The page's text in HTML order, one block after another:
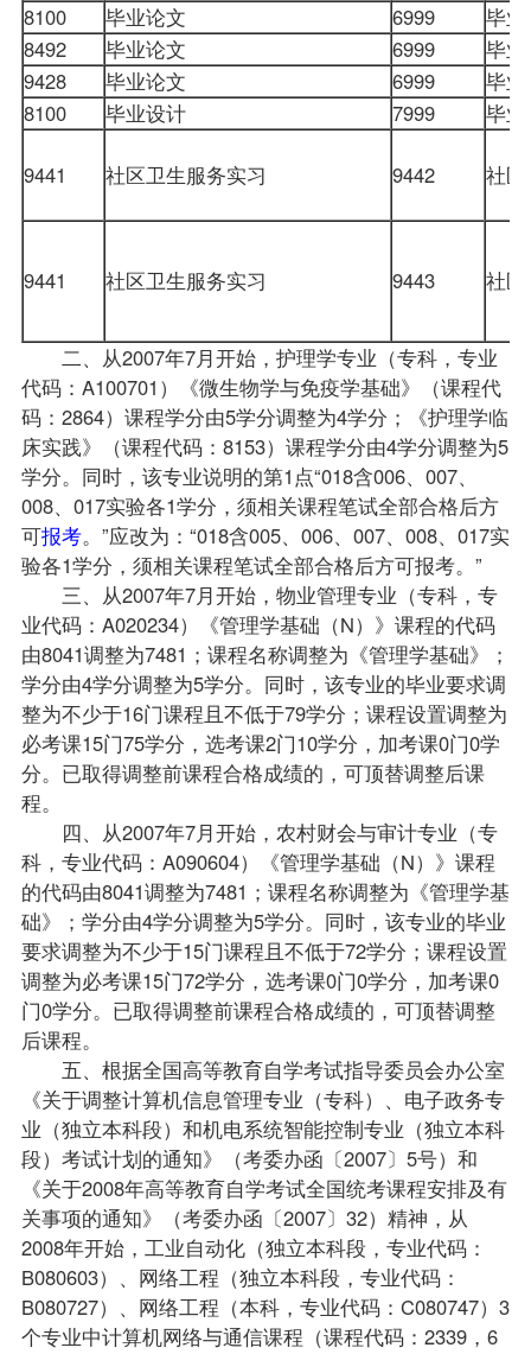
8100
毕业论文 6999
毕
8492
毕业论文 6999
毕
9428
毕业论文 6999
毕
8100
毕业设计 7999 毕
9441 社区卫生服务实习 9442 社
9441 社区卫生服务实习 9443 社
二、从2007年7月开始，护理学专业（专科，专业
代码：A100701）《微生物学与免疫学基础》（课程代
码：2864）课程学分由5学分调整为4学分；《护理学临
床实践》（课程代码：8153）课程学分由4学分调整为5
学分。同时，该专业说明的第1点“018含006、007、
008、017实验各1学分，须相关课程笔试全部合格后方
可报考。”应改为：“018含005、006、007、008、017实
验各1学分，须相关课程笔试全部合格后方可报考。”
三、从2007年7月开始，物业管理专业（专科，专
业代码：A020234）《管理学基础（N）》课程的代码
由8041调整为7481；课程名称调整为《管理学基础》；
学分由4学分调整为5学分。同时，该专业的毕业要求调
整为不少于16门课程且不低于79学分；课程设置调整为
必考课15门75学分，选考课2门10学分，加考课0门0学
分。已取得调整前课程合格成绩的，可顶替调整后课
程。
四、从2007年7月开始，农村财会与审计专业（专
科，专业代码：A090604）《管理学基础（N）》课程
的代码由8041调整为7481；课程名称调整为《管理学基
础》；学分由4学分调整为5学分。同时，该专业的毕业
要求调整为不少于15门课程且不低于72学分；课程设置
调整为必考课15门72学分，选考课0门0学分，加考课0
门0学分。已取得调整前课程合格成绩的，可顶替调整
后课程。
五、根据全国高等教育自学考试指导委员会办公室
《关于调整计算机信息管理专业（专科） 、电子政务专
业（独立本科段）和机电系统智能控制专业（独立本科
段）考试计划的通知》（考委办函〔2007〕5号）和
《关于2008年高等教育自学考试全国统考课程安排及有
关事项的通知》（考委办函〔2007〕32）精神，从
2008年开始，工业自动化（独立本科段，专业代码：
B080603）、网络工程（独立本科段，专业代码：
B080727）、网络工程（本科，专业代码：C080747）3
个专业中计算机网络与通信课程（课程代码：2339，6